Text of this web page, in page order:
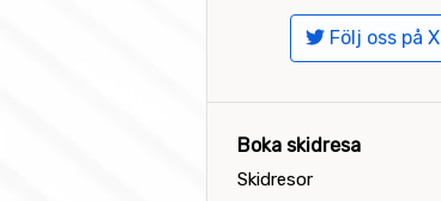
Följ oss på X
Boka skidresa
Skidresor